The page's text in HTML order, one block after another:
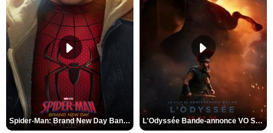
Spider-Man: Brand New Day Bande-annonce VO STFR L'Odyssée Bande-annonce VO STFR